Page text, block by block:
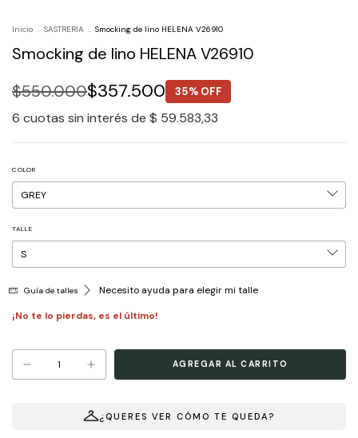
Inicio SASTRERIA Smocking de lino HELENA V26910
Smocking de lino HELENA V26910
$550.000$357.500 35% OFF
6 cuotas sin interés de $ 59.583,33
COLOR
TALLE
Guía de talles Necesito ayuda para elegir mi talle
¿QUERES VER CÓMO TE QUEDA?
¡No te lo pierdas, es el último!